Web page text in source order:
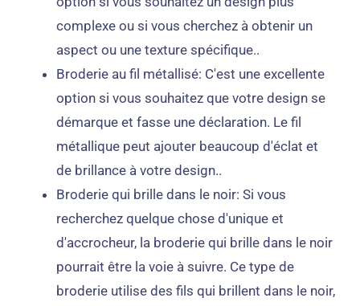
complexe ou si vous cherchez à obtenir un
aspect ou une texture spécifique..
Broderie au fil métallisé: C'est une excellente
option si vous souhaitez que votre design se
démarque et fasse une déclaration. Le fil
métallique peut ajouter beaucoup d'éclat et
de brillance à votre design..
Broderie qui brille dans le noir: Si vous
recherchez quelque chose d'unique et
d'accrocheur, la broderie qui brille dans le noir
pourrait être la voie à suivre. Ce type de
broderie utilise des fils qui brillent dans le noir,